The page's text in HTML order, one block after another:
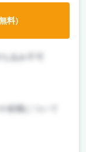
込み不可
就職について
料）